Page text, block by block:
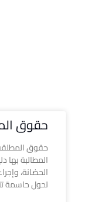
حقوق
حقوق المطلقة
المطالبة بها
الحضانة،
تحول حاسمة